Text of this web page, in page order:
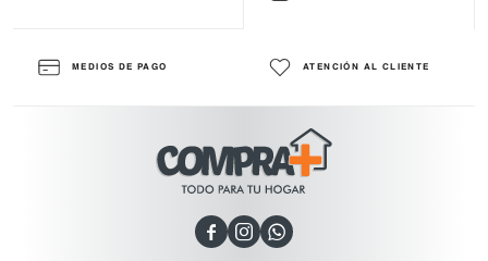
MEDIOS DE PAGO ATENCIÓN AL CLIENTE
  